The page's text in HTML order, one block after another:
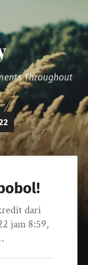
Throughout
dari
jam 8:59,